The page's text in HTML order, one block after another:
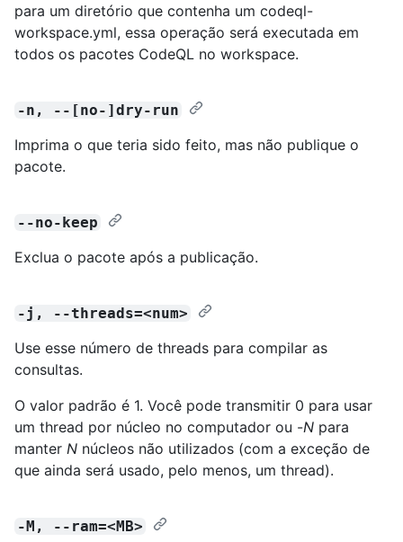
para um diretório que contenha um codeql-
workspace.yml, essa operação será executada em
todos os pacotes CodeQL no workspace.
-n, --[no-]dry-run
Imprima o que teria sido feito, mas não publique o
pacote.
--no-keep
Exclua o pacote após a publicação.
-j, --threads=<num>
Use esse número de threads para compilar as
consultas.
O valor padrão é 1. Você pode transmitir 0 para usar
um thread por núcleo no computador ou -N para
manter N núcleos não utilizados (com a exceção de
que ainda será usado, pelo menos, um thread).
-M, --ram=<MB>